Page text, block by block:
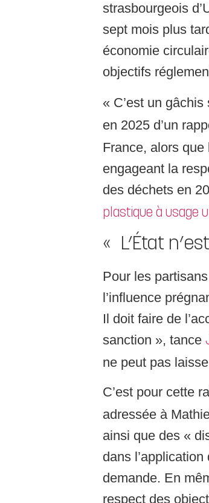
strasbourgeois
sept mois plus
économie
objectifs
« C’est un
en 2025 d’un
France, alors
engageant la
des déchets en
plastique à usage
« L’État
Pour les
l’influence
Il doit faire de
sanction », tance
ne peut pas
C’est pour cette
adressée à
ainsi que des «
dans
demande. En
respect des